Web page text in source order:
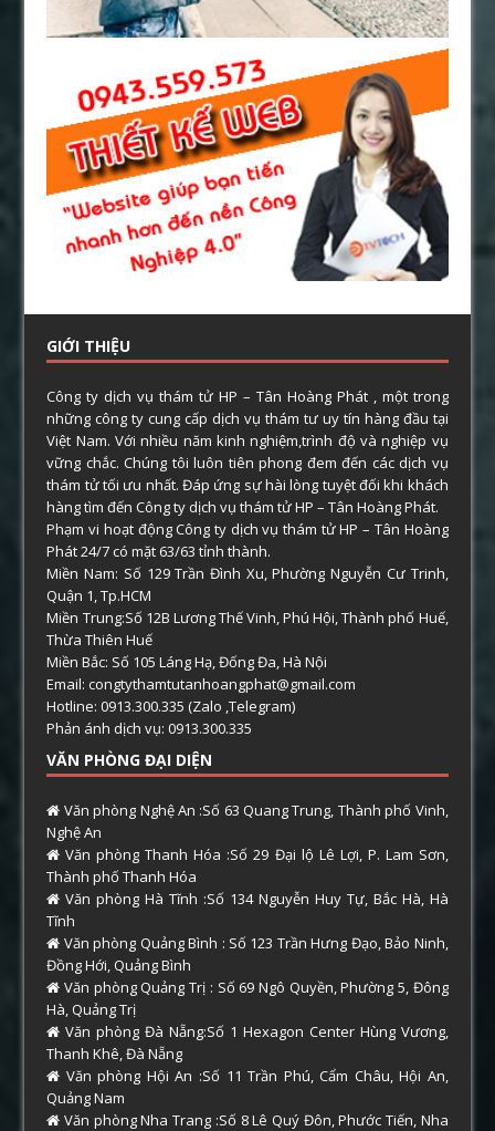
GIỚI THIỆU
Công ty dịch vụ thám tử HP – Tân Hoàng Phát , một trong
những công ty cung cấp dịch vụ thám tư uy tín hàng đầu tại
Việt Nam. Với nhiều năm kinh nghiệm,trình độ và nghiệp vụ
vững chắc. Chúng tôi luôn tiên phong đem đến các dịch vụ
thám tử tối ưu nhất. Đáp ứng sự hài lòng tuyệt đối khi khách
hàng tìm đến Công ty dịch vụ thám tử HP – Tân Hoàng Phát.
Phạm vi hoạt động Công ty dịch vụ thám tử HP – Tân Hoàng
Phát 24/7 có mặt 63/63 tỉnh thành.
Miền Nam: Số 129 Trần Đình Xu, Phường Nguyễn Cư Trinh,
Quận 1, Tp.HCM
Miền Trung:Số 12B Lương Thế Vinh, Phú Hội, Thành phố Huế,
Thừa Thiên Huế
Miền Bắc: Số 105 Láng Hạ, Đống Đa, Hà Nội
Email: congtythamtutanhoangphat@gmail.com
Hotline: 0913.300.335 (Zalo ,Telegram)
Phản ánh dịch vụ: 0913.300.335
VĂN PHÒNG ĐẠI DIỆN
Văn phòng Nghệ An :Số 63 Quang Trung, Thành phố Vinh,
Nghệ An
Văn phòng Thanh Hóa :Số 29 Đại lộ Lê Lợi, P. Lam Sơn,
Thành phố Thanh Hóa
Văn phòng Hà Tĩnh :Số 134 Nguyễn Huy Tự, Bắc Hà, Hà
Tĩnh
Văn phòng Quảng Bình : Số 123 Trần Hưng Đạo, Bảo Ninh,
Đồng Hới, Quảng Bình
Văn phòng Quảng Trị : Số 69 Ngô Quyền, Phường 5, Đông
Hà, Quảng Trị
Văn phòng Đà Nẵng:Số 1 Hexagon Center Hùng Vương,
Thanh Khê, Đà Nẵng
Văn phòng Hội An :Số 11 Trần Phú, Cẩm Châu, Hội An,
Quảng Nam
Văn phòng Nha Trang :Số 8 Lê Quý Đôn, Phước Tiến, Nha